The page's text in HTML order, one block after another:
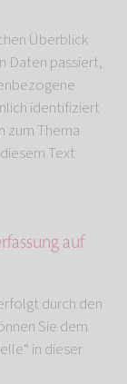
Überblick
Daten passiert,
identifiziert
zum Thema
Text
auf
durch den
Sie dem
in dieser